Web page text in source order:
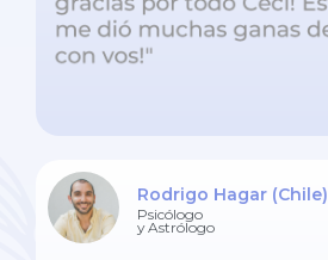
Rodrigo Hagar (Chile)
Psicólogo
y Astrólogo